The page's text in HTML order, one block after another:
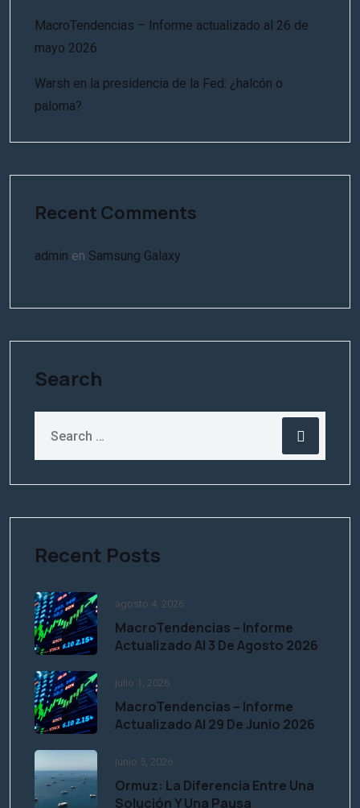
MacroTendencias – Informe actualizado al 26 de
mayo 2026
Warsh en la presidencia de la Fed: ¿halcón o
paloma?
Recent Comments
admin en Samsung Galaxy
Search
Recent Posts
agosto 4, 2026
MacroTendencias – Informe
Actualizado Al 3 De Agosto 2026
julio 1, 2026
MacroTendencias – Informe
Actualizado Al 29 De Junio 2026
junio 5, 2026
Ormuz: La Diferencia Entre Una
Solución Y Una Pausa